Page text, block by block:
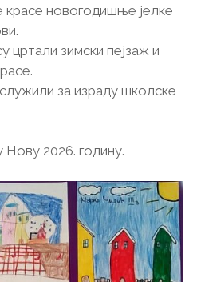
новогодишње јелке
цртали зимски пејзаж и
за израду школске
2026. годину.